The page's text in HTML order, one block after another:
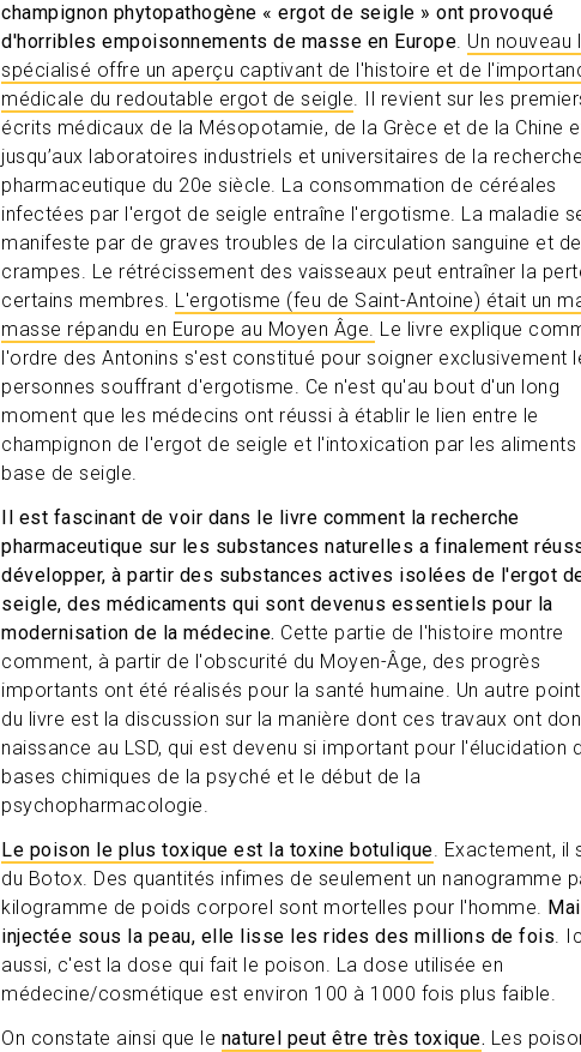
champignon phytopathogène « ergot de seigle » ont provoqué
d'horribles empoisonnements de masse en Europe. Un nouveau
spécialisé offre un aperçu captivant de l'histoire et de
médicale du redoutable ergot de seigle. Il revient sur les
écrits médicaux de la Mésopotamie, de la Grèce et de la Chine
jusqu’aux laboratoires industriels et universitaires de la recherche
pharmaceutique du 20e siècle. La consommation de céréales
infectées par l'ergot de seigle entraîne l'ergotisme. La maladie
manifeste par de graves troubles de la circulation sanguine et
crampes. Le rétrécissement des vaisseaux peut entraîner la
certains membres. L'ergotisme (feu de Saint-Antoine) était un
masse répandu en Europe au Moyen Âge. Le livre explique
l'ordre des Antonins s'est constitué pour soigner exclusivement
personnes souffrant d'ergotisme. Ce n'est qu'au bout d'un long
moment que les médecins ont réussi à établir le lien entre le
champignon de l'ergot de seigle et l'intoxication par les aliments
base de seigle.
Il est fascinant de voir dans le livre comment la recherche
pharmaceutique sur les substances naturelles a finalement
développer, à partir des substances actives isolées de l'ergot
seigle, des médicaments qui sont devenus essentiels pour la
modernisation de la médecine. Cette partie de l'histoire montre
comment, à partir de l'obscurité du Moyen-Âge, des progrès
importants ont été réalisés pour la santé humaine. Un autre
du livre est la discussion sur la manière dont ces travaux ont
naissance au LSD, qui est devenu si important pour l'élucidation
bases chimiques de la psyché et le début de la
psychopharmacologie.
Le poison le plus toxique est la toxine botulique. Exactement, il
du Botox. Des quantités infimes de seulement un nanogramme
kilogramme de poids corporel sont mortelles pour l'homme.
injectée sous la peau, elle lisse les rides des millions de fois.
aussi, c'est la dose qui fait le poison. La dose utilisée en
médecine/cosmétique est environ 100 à 1000 fois plus faible.
On constate ainsi que le naturel peut être très toxique. Les